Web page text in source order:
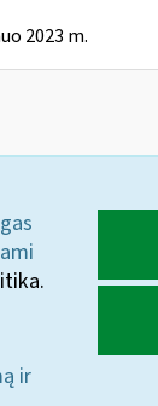
2023 m.
ir